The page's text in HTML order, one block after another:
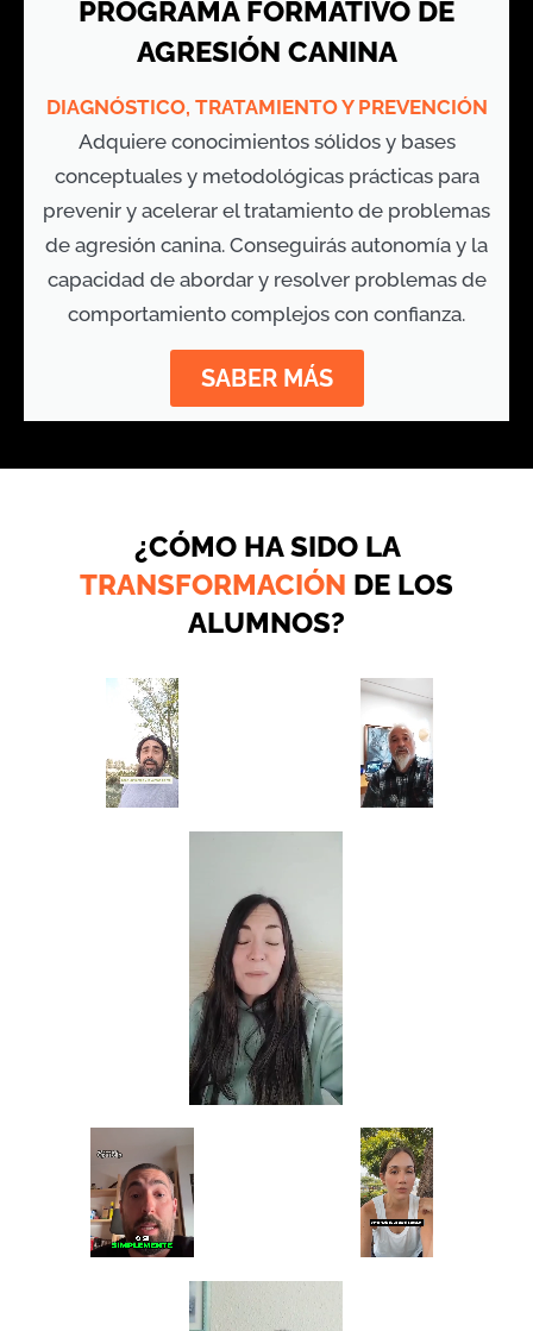
PROGRAMA FORMATIVO DE
AGRESIÓN CANINA
DIAGNÓSTICO, TRATAMIENTO Y PREVENCIÓN
Adquiere conocimientos sólidos y bases
conceptuales y metodológicas prácticas para
prevenir y acelerar el tratamiento de problemas
de agresión canina. Conseguirás autonomía y la
capacidad de abordar y resolver problemas de
comportamiento complejos con confianza.
SABER MÁS
¿CÓMO HA SIDO LA
TRANSFORMACIÓN DE LOS
ALUMNOS?